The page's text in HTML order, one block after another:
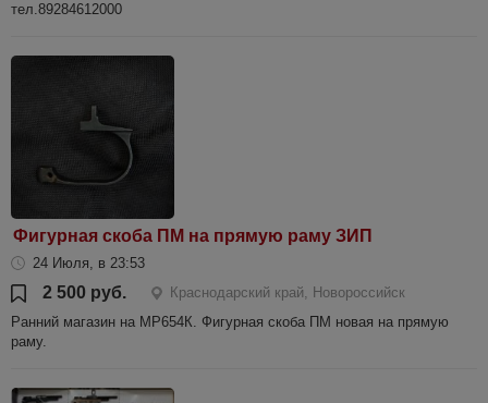
тел.89284612000
Фигурная скоба ПМ на прямую раму ЗИП
24 Июля, в 23:53
2 500 руб.
Краснодарский край, Новороссийск
Ранний магазин на МР654К. Фигурная скоба ПМ новая на прямую
раму.